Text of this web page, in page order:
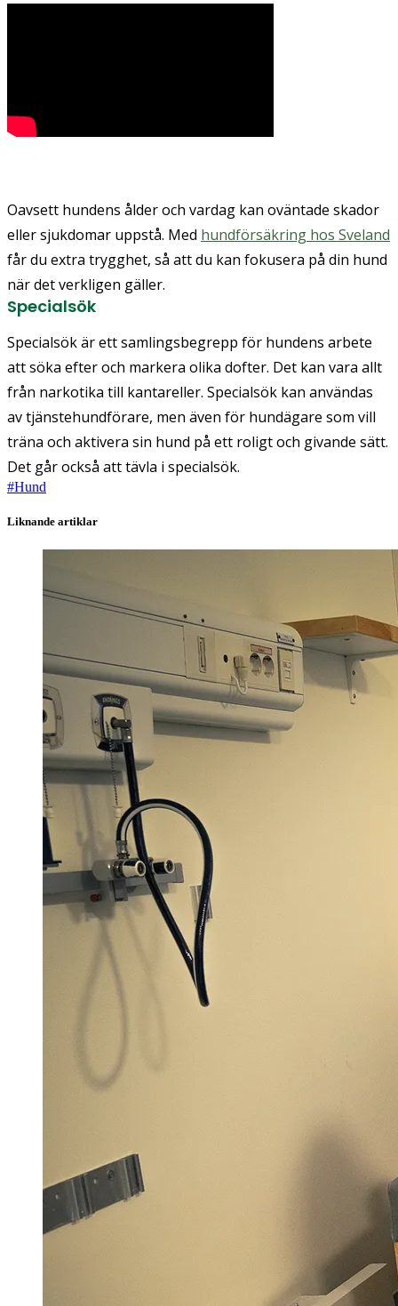
Oavsett hundens ålder och vardag kan oväntade skador
eller sjukdomar uppstå. Med hundförsäkring hos Sveland
får du extra trygghet, så att du kan fokusera på din hund
när det verkligen gäller.
Specialsök
Specialsök är ett samlingsbegrepp för hundens arbete
att söka efter och markera olika dofter. Det kan vara allt
från narkotika till kantareller. Specialsök kan användas
av tjänstehundförare, men även för hundägare som vill
träna och aktivera sin hund på ett roligt och givande sätt.
Det går också att tävla i specialsök.
#Hund
Liknande artiklar